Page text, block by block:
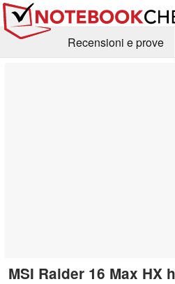
Recensioni e prove
MSI Raider 16 Max HX